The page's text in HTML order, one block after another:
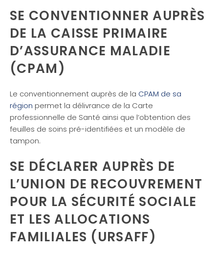
SE CONVENTIONNER AUPRÈS
DE LA CAISSE PRIMAIRE
D’ASSURANCE MALADIE
(CPAM)
Le conventionnement auprès de la CPAM de sa
région permet la délivrance de la Carte
professionnelle de Santé ainsi que l’obtention des
feuilles de soins pré-identifiées et un modèle de
tampon.
SE DÉCLARER AUPRÈS DE
L’UNION DE RECOUVREMENT
POUR LA SÉCURITÉ SOCIALE
ET LES ALLOCATIONS
FAMILIALES (URSAFF)